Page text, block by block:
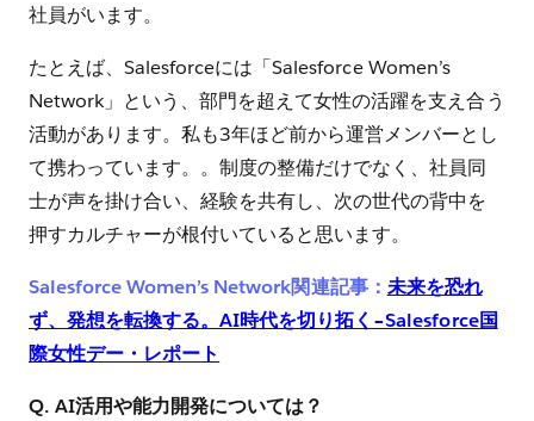
社員がいます。
たとえば、Salesforceには「Salesforce Women’s
Network」という、部門を超えて女性の活躍を支え合う
活動があります。私も3年ほど前から運営メンバーとし
て携わっています。。制度の整備だけでなく、社員同
士が声を掛け合い、経験を共有し、次の世代の背中を
押すカルチャーが根付いていると思います。
Salesforce Women’s Network関連記事： 未来を恐れ
ず、発想を転換する。AI時代を切り拓く–Salesforce国
際女性デー・レポート
Q. AI活用や能力開発については？